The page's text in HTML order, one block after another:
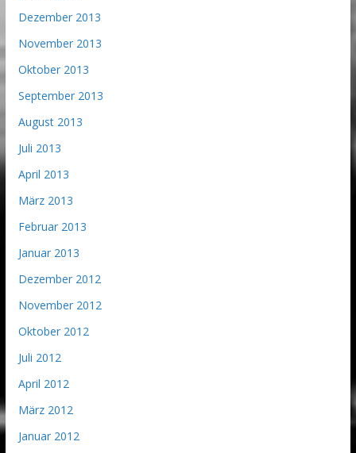
Dezember 2013
November 2013
Oktober 2013
September 2013
August 2013
Juli 2013
April 2013
März 2013
Februar 2013
Januar 2013
Dezember 2012
November 2012
Oktober 2012
Juli 2012
April 2012
März 2012
Januar 2012